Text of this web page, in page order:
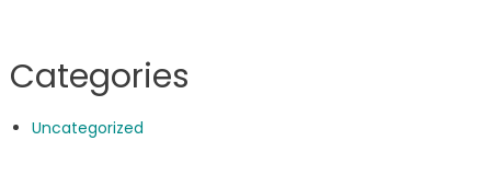
Categories
Uncategorized